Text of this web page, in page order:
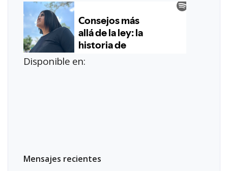
Disponible en:
Mensajes recientes